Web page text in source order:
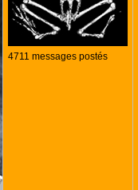
4711 messages postés